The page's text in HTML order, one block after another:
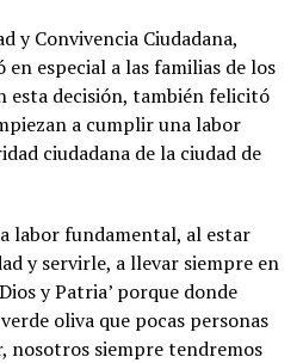
y Convivencia Ciudadana,
en especial a las familias de los
esta decisión, también felicitó
a cumplir una labor
ciudadana de la ciudad de
labor fundamental, al estar
y servirle, a llevar siempre en
y Patria’ porque donde
oliva que pocas personas
nosotros siempre tendremos